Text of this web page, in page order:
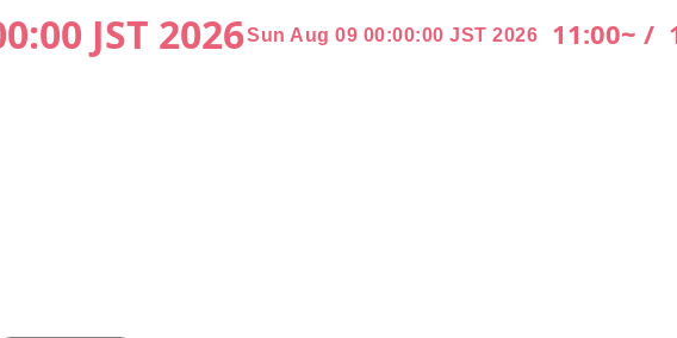
JST 2026Sun Aug 09 00:00:00 JST 2026 11:00~ /